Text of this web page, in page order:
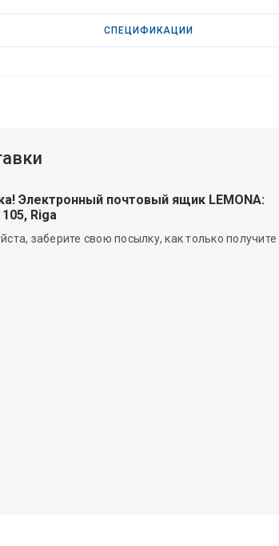
СПЕЦИФИКАЦИИ
Электронный почтовый ящик LEMONA:
Riga
заберите свою посылку, как только получите